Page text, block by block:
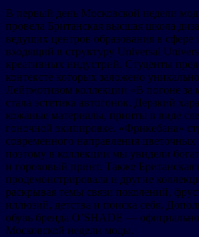
В первый день Московской недели
провела Британская высшая школа
ведущих центров образования в сфере
входящий в структуру Universal
креативных индустрий. Студенты
контексте которых заложено
Лейтмотивом коллекции «В погоне за
стала эстетика автогонок. Дерзкий
кожаные материалы, принты в виде
гоночной экипировке. «Фрикебана»
современного направления
поэтому в коллекции мы увидели
и гороховый принт. Также
продемонстрировала и другие
раскрывая темы связи поколений,
иллюзий, детства и поиска себя.
обувь бренда O’SHADE —
Московской недели моды.